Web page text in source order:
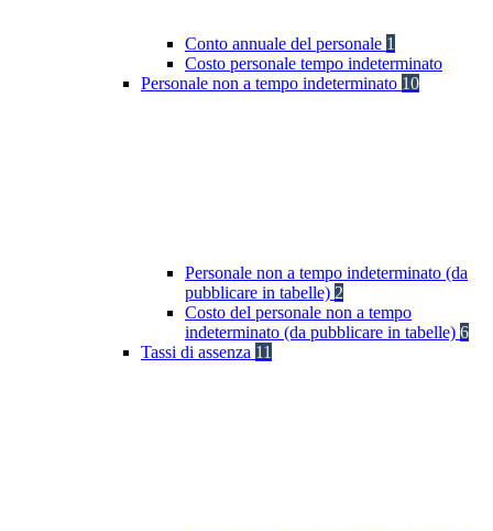
Conto annuale del personale 1
Costo personale tempo indeterminato
Personale non a tempo indeterminato 10
Personale non a tempo indeterminato (da
pubblicare in tabelle) 2
Costo del personale non a tempo
indeterminato (da pubblicare in tabelle) 6
Tassi di assenza 11